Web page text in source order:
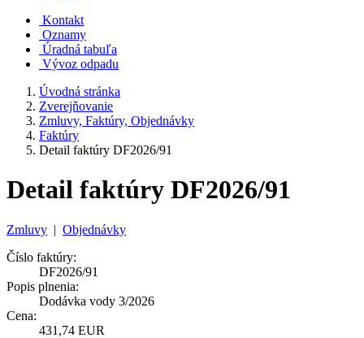
Kontakt
Oznamy
Úradná tabuľa
Vývoz odpadu
Úvodná stránka
Zverejňovanie
Zmluvy, Faktúry, Objednávky
Faktúry
Detail faktúry DF2026/91
Detail faktúry DF2026/91
Zmluvy | Objednávky
Číslo faktúry:
DF2026/91
Popis plnenia:
Dodávka vody 3/2026
Cena:
431,74 EUR